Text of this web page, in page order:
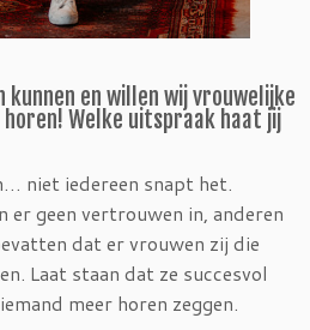
kunnen en willen wij vrouwelijke
Welke uitspraak haat jij
niet iedereen snapt het.
er geen vertrouwen in, anderen
dat er vrouwen zij die
Laat staan dat ze succesvol
meer horen zeggen.